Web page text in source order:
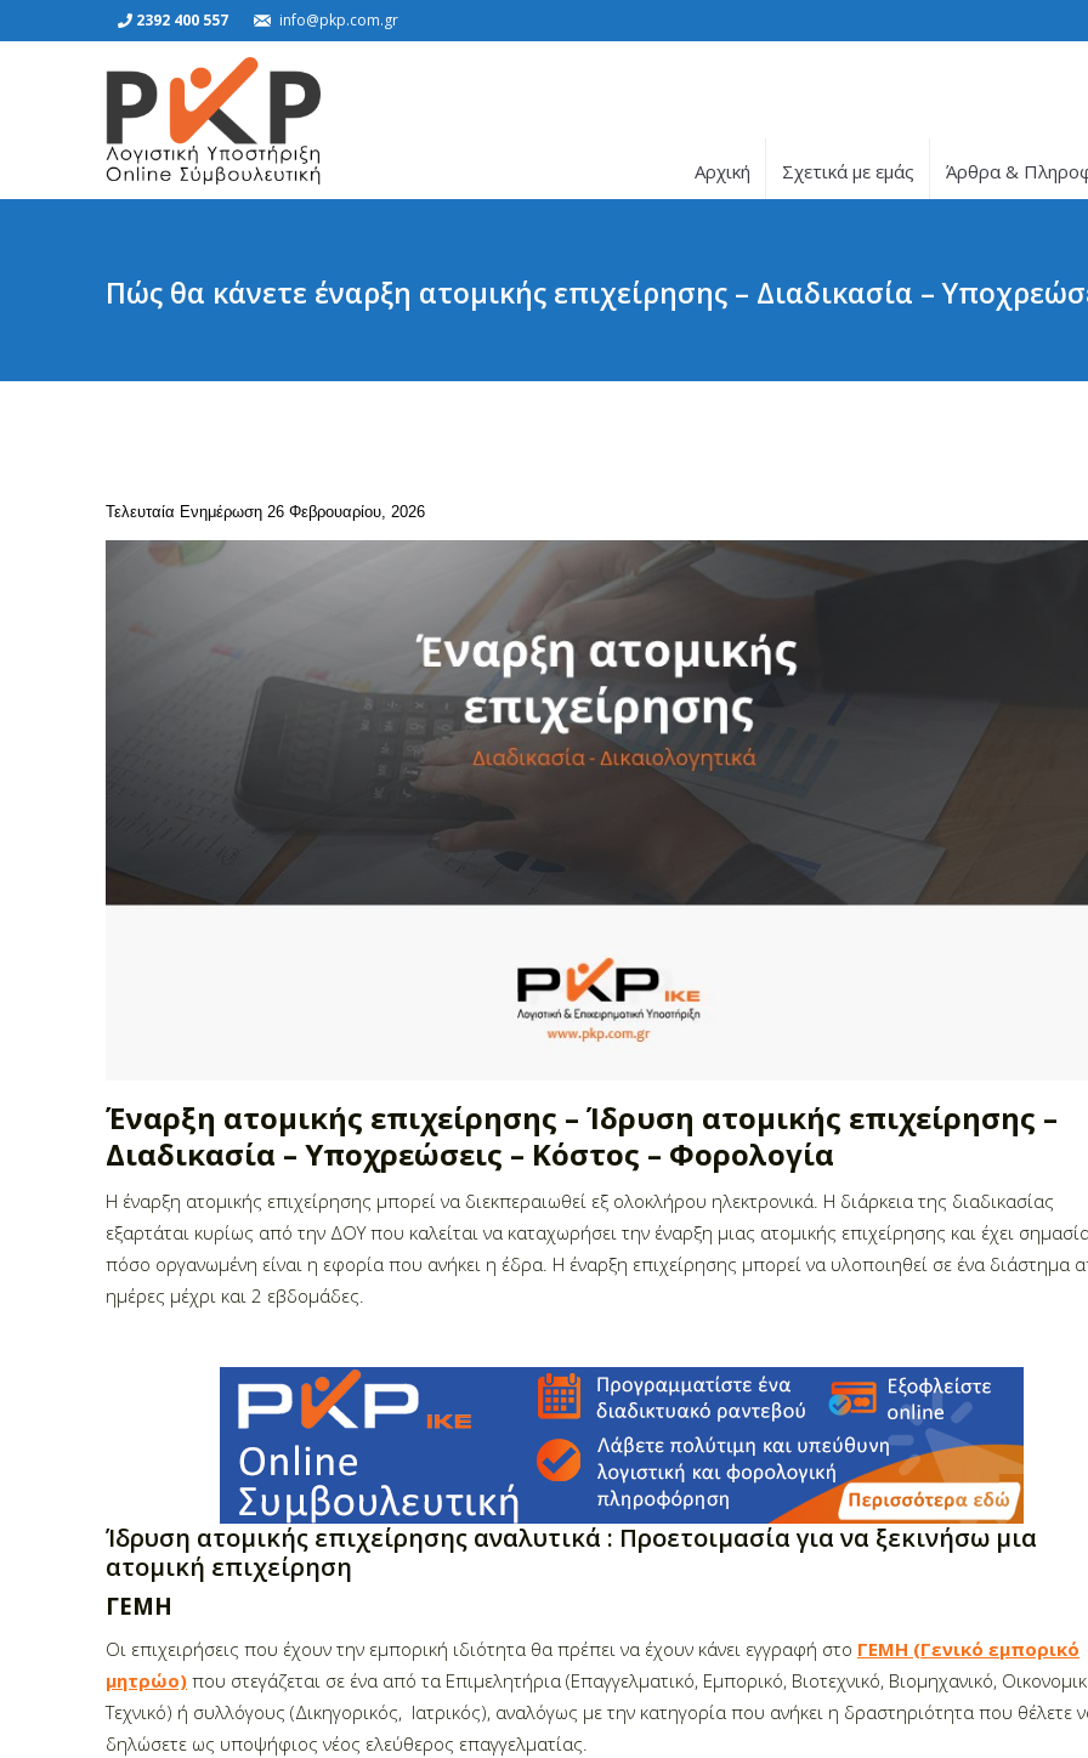
2392 400 557 info@pkp.com.gr
Αρχική Σχετικά με εμάς Άρθρα &
Πώς θα κάνετε έναρξη ατομικής επιχείρησης – Διαδικασία –
Τελευταία Ενημέρωση 26 Φεβρουαρίου, 2026
Έναρξη ατομικής επιχείρησης – Ίδρυση ατομικής επιχείρησης –
Διαδικασία – Υποχρεώσεις – Κόστος – Φορολογία
Η έναρξη ατομικής επιχείρησης μπορεί να διεκπεραιωθεί εξ ολοκλήρου ηλεκτρονικά. Η διάρκεια της διαδικασίας
εξαρτάται κυρίως από την ΔΟΥ που καλείται να καταχωρήσει την έναρξη μιας ατομικής επιχείρησης και έχει
πόσο οργανωμένη είναι η εφορία που ανήκει η έδρα. Η έναρξη επιχείρησης μπορεί να υλοποιηθεί σε ένα διάστημα
ημέρες μέχρι και 2 εβδομάδες.
Ίδρυση ατομικής επιχείρησης αναλυτικά : Προετοιμασία για να ξεκινήσω μια
ατομική επιχείρηση
ΓΕΜΗ
Οι επιχειρήσεις που έχουν την εμπορική ιδιότητα θα πρέπει να έχουν κάνει εγγραφή στο ΓΕΜΗ (Γενικό εμπορικό
μητρώο) που στεγάζεται σε ένα από τα Επιμελητήρια (Επαγγελματικό, Εμπορικό, Βιοτεχνικό, Βιομηχανικό,
Τεχνικό) ή συλλόγους (Δικηγορικός, Ιατρικός), αναλόγως με την κατηγορία που ανήκει η δραστηριότητα που θέλετε
δηλώσετε ως υποψήφιος νέος ελεύθερος επαγγελματίας.